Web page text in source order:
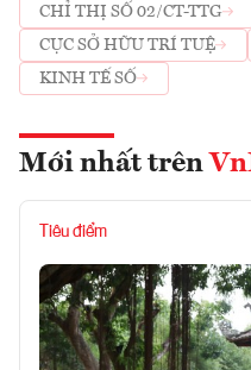
CHỈ THỊ SỐ 02/CT-TTG
CỤC SỞ HỮU TRÍ TUỆ
KINH TẾ SỐ
Mới nhất trên
Tiêu điểm